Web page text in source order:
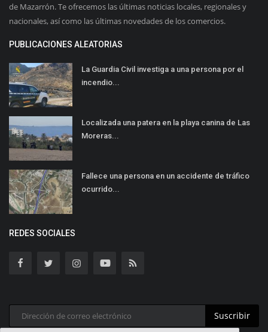
de Mazarrón. Te ofrecemos las últimas noticias locales, regionales y
nacionales, así como las últimas novedades de los comercios.
PUBLICACIONES ALEATORIAS
La Guardia Civil investiga a una persona por el
incendio...
Localizada una patera en la playa canina de Las
Moreras...
Fallece una persona en un accidente de tráfico
ocurrido...
REDES SOCIALES
Suscribir